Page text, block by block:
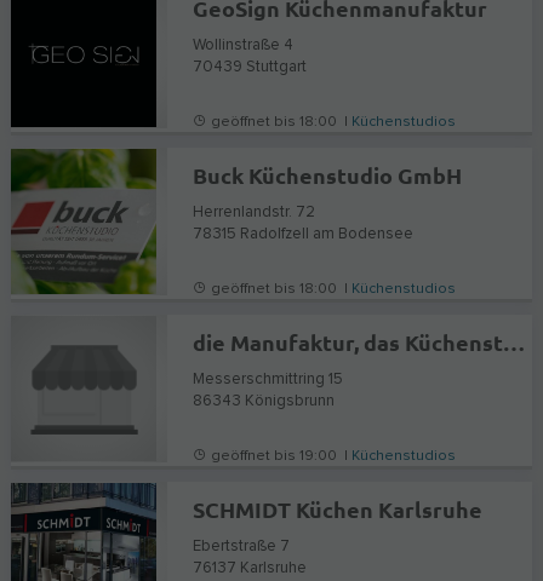
GeoSign Küchenmanufaktur
Wollinstraße 4
70439 Stuttgart
geöffnet bis 18:00 | Küchenstudios
Buck Küchenstudio GmbH
Herrenlandstr. 72
78315 Radolfzell am Bodensee
geöffnet bis 18:00 | Küchenstudios
die Manufaktur, das Küchenstudio
Messerschmittring 15
86343 Königsbrunn
geöffnet bis 19:00 | Küchenstudios
SCHMIDT Küchen Karlsruhe
Ebertstraße 7
76137 Karlsruhe